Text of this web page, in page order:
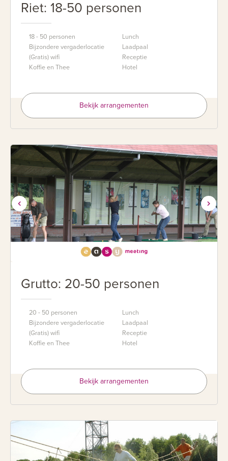
Riet: 18-50 personen
18 - 50 personen
Bijzondere vergaderlocatie
(Gratis) wifi
Koffie en Thee
Lunch
Laadpaal
Receptie
Hotel
Bekijk arrangementen
Grutto: 20-50 personen
20 - 50 personen
Bijzondere vergaderlocatie
(Gratis) wifi
Koffie en Thee
Lunch
Laadpaal
Receptie
Hotel
Bekijk arrangementen